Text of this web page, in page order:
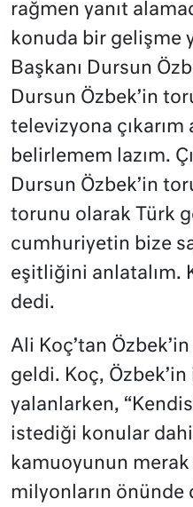
rağmen yanıt
konuda bir gelişme
Başkanı Dursun
Dursun Özbek’in
televizyona
belirlemem lazım.
Dursun Özbek’in
torunu olarak Türk
cumhuriyetin bize
eşitliğini anlatalım.
dedi.
Ali Koç’tan
geldi. Koç,
yalanlarken,
istediği konular
kamuoyunun
milyonların önünde